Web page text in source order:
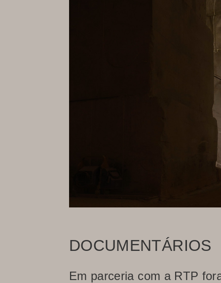
DOCUMENTÁRIOS
Em parceria com a RTP